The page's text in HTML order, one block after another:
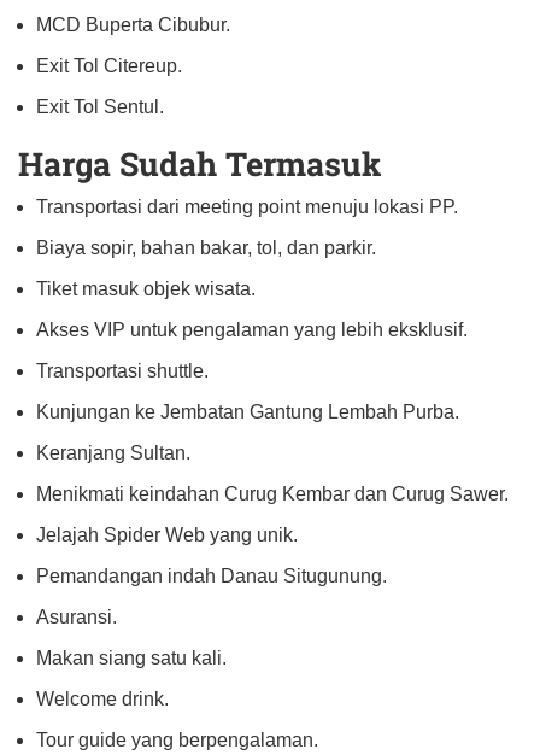
MCD Buperta Cibubur.
Exit Tol Citereup.
Exit Tol Sentul.
Harga Sudah Termasuk
Transportasi dari meeting point menuju lokasi PP.
Biaya sopir, bahan bakar, tol, dan parkir.
Tiket masuk objek wisata.
Akses VIP untuk pengalaman yang lebih eksklusif.
Transportasi shuttle.
Kunjungan ke Jembatan Gantung Lembah Purba.
Keranjang Sultan.
Menikmati keindahan Curug Kembar dan Curug Sawer.
Jelajah Spider Web yang unik.
Pemandangan indah Danau Situgunung.
Asuransi.
Makan siang satu kali.
Welcome drink.
Tour guide yang berpengalaman.